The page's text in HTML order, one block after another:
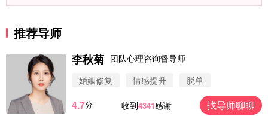
推荐导师
李秋菊 团队心理咨询督导师
婚姻修复
情感提升 脱单
4.7分 收到4341感谢 找导师聊聊
案
32分钟前
微信用户 Vnno 通过此页面咨询，已获得专属情感方